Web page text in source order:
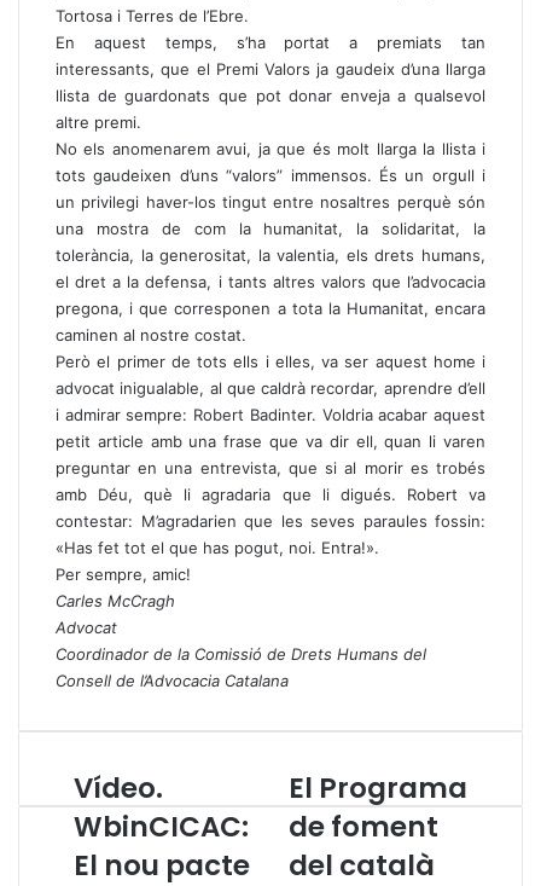
Tortosa i Terres de l’Ebre.
En aquest temps, s’ha portat a premiats tan
interessants, que el Premi Valors ja gaudeix d’una llarga
llista de guardonats que pot donar enveja a qualsevol
altre premi.
No els anomenarem avui, ja que és molt llarga la llista i
tots gaudeixen d’uns “valors” immensos. És un orgull i
un privilegi haver-los tingut entre nosaltres perquè són
una mostra de com la humanitat, la solidaritat, la
tolerància, la generositat, la valentia, els drets humans,
el dret a la defensa, i tants altres valors que l’advocacia
pregona, i que corresponen a tota la Humanitat, encara
caminen al nostre costat.
Però el primer de tots ells i elles, va ser aquest home i
advocat inigualable, al que caldrà recordar, aprendre d’ell
i admirar sempre: Robert Badinter. Voldria acabar aquest
petit article amb una frase que va dir ell, quan li varen
preguntar en una entrevista, que si al morir es trobés
amb Déu, què li agradaria que li digués. Robert va
contestar: M’agradarien que les seves paraules fossin:
«Has fet tot el que has pogut, noi. Entra!».
Per sempre, amic!
Carles McCragh
Advocat
Coordinador de la Comissió de Drets Humans del
Consell de l’Advocacia Catalana
V
í
d
e
Vídeo.
WbinCICAC:
El nou pacte
E
l
P
r
El Programa
de foment
del català